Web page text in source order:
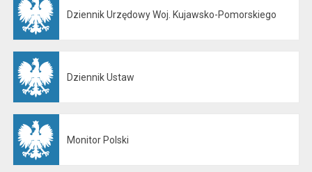
Dziennik Urzędowy Woj. Kujawsko-Pomorskiego
Dziennik Ustaw
Monitor Polski